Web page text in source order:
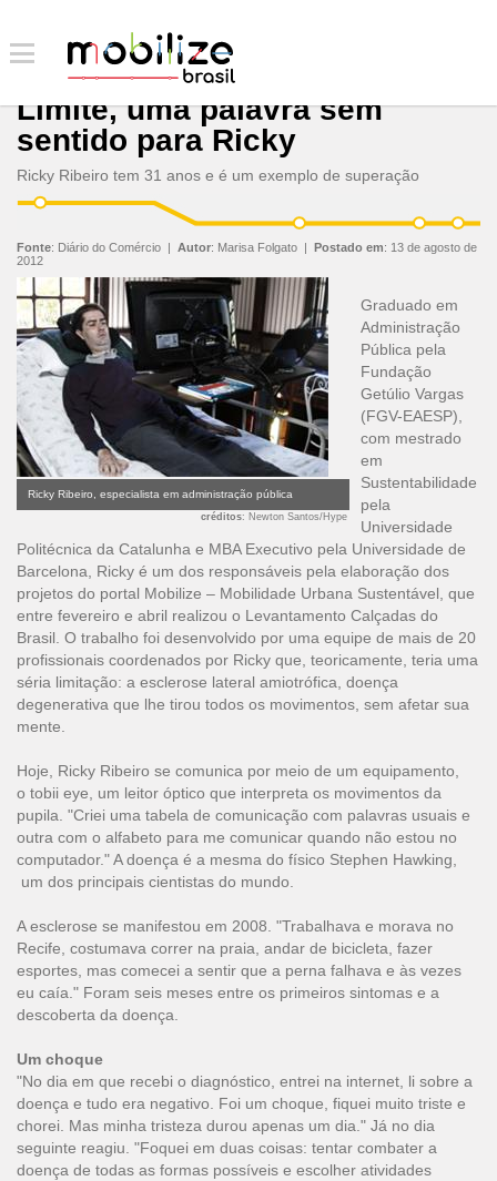
Limite, uma palavra sem
sentido para Ricky
Ricky Ribeiro tem 31 anos e é um exemplo de superação
Fonte: Diário do Comércio | Autor: Marisa Folgato | Postado em: 13 de agosto de
2012
Ricky Ribeiro, especialista em administração pública
créditos: Newton Santos/Hype
Graduado em
Administração
Pública pela
Fundação
Getúlio Vargas
(FGV-EAESP),
com mestrado
em
Sustentabilidade
pela
Universidade
Politécnica da Catalunha e MBA Executivo pela Universidade de
Barcelona, Ricky é um dos responsáveis pela elaboração dos
projetos do portal Mobilize – Mobilidade Urbana Sustentável, que
entre fevereiro e abril realizou o Levantamento Calçadas do
Brasil. O trabalho foi desenvolvido por uma equipe de mais de 20
profissionais coordenados por Ricky que, teoricamente, teria uma
séria limitação: a esclerose lateral amiotrófica, doença
degenerativa que lhe tirou todos os movimentos, sem afetar sua
mente.
Hoje, Ricky Ribeiro se comunica por meio de um equipamento,
o tobii eye, um leitor óptico que interpreta os movimentos da
pupila. "Criei uma tabela de comunicação com palavras usuais e
outra com o alfabeto para me comunicar quando não estou no
computador." A doença é a mesma do físico Stephen Hawking,
um dos principais cientistas do mundo.
A esclerose se manifestou em 2008. "Trabalhava e morava no
Recife, costumava correr na praia, andar de bicicleta, fazer
esportes, mas comecei a sentir que a perna falhava e às vezes
eu caía." Foram seis meses entre os primeiros sintomas e a
descoberta da doença.
Um choque
"No dia em que recebi o diagnóstico, entrei na internet, li sobre a
doença e tudo era negativo. Foi um choque, fiquei muito triste e
chorei. Mas minha tristeza durou apenas um dia." Já no dia
seguinte reagiu. "Foquei em duas coisas: tentar combater a
doença de todas as formas possíveis e escolher atividades